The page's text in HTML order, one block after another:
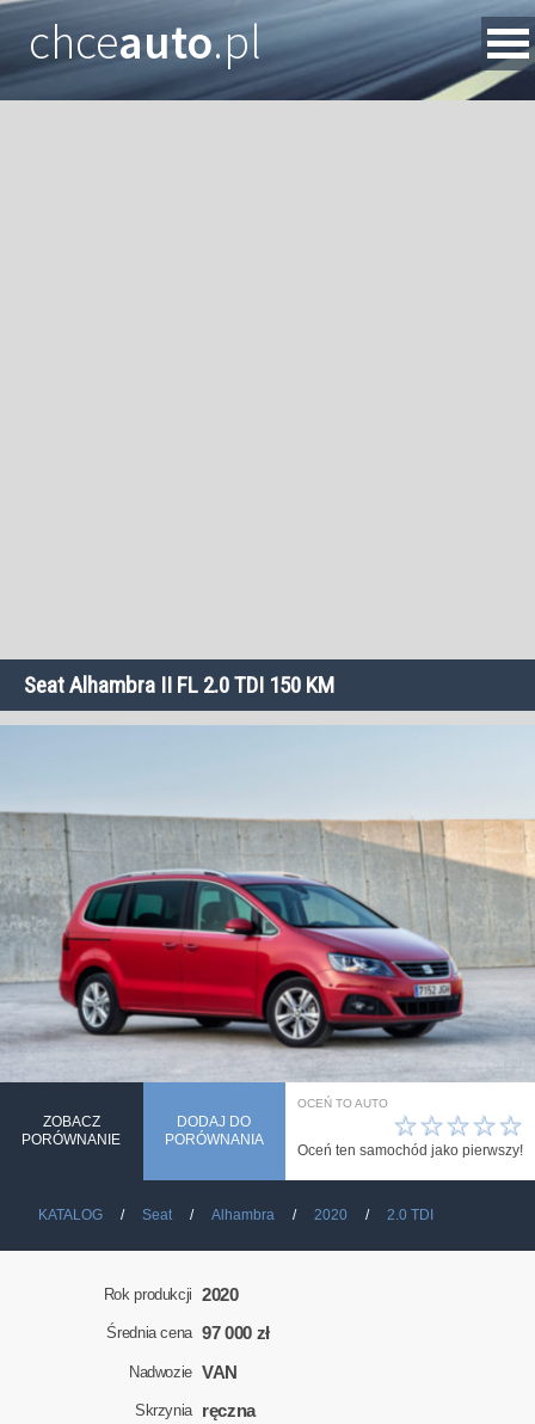
chceauto.pl
Seat Alhambra II FL 2.0 TDI 150 KM
ZOBACZ
PORÓWNANIE
DODAJ DO
PORÓWNANIA
OCEŃ TO AUTO
☆
☆
☆
☆
☆
Oceń ten samochód jako pierwszy!
KATALOG Seat Alhambra 2020 2.0 TDI
Rok produkcji 2020
Średnia cena 97 000 zł
Nadwozie VAN
Skrzynia ręczna